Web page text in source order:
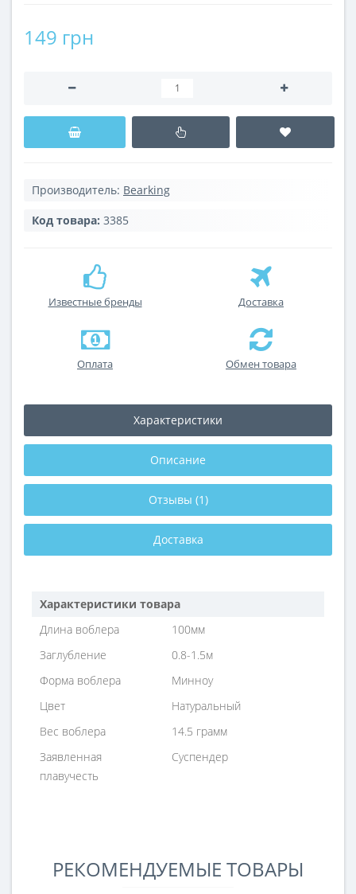
149 грн
Производитель: Bearking
Код товара: 3385
Известные бренды Доставка
Оплата Обмен товара
Характеристики
Описание
Отзывы (1)
Доставка
Характеристики товара
Длина воблера
100мм
Заглубление
0.8-1.5м
Форма воблера
Минноу
Цвет
Натуральный
Вес воблера
14.5 грамм
Заявленная
плавучесть
Суспендер
РЕКОМЕНДУЕМЫЕ ТОВАРЫ